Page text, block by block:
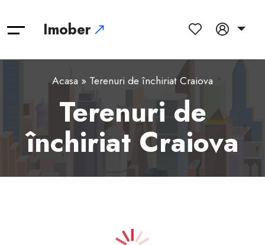
Imober
Acasa » Terenuri de închiriat Craiova
Terenuri de
închiriat Craiova